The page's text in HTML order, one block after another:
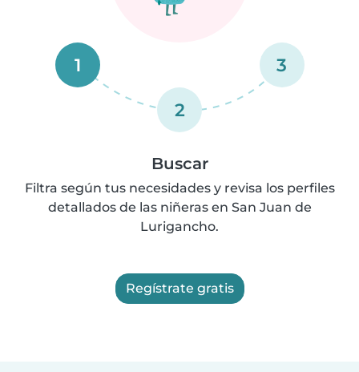
1
2
3
Buscar
Filtra según tus necesidades y revisa los perfiles
detallados de las niñeras en San Juan de
Lurigancho.
Regístrate gratis